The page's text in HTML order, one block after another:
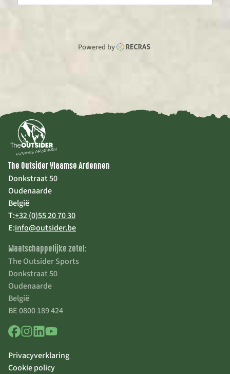
Powered by
The Outsider Vlaamse Ardennen
Donkstraat 50
Oudenaarde
België
T:+32 (0)55 20 70 30
E:info@outsider.be
Maatschappelijke zetel:
The Outsider Sports
Donkstraat 50
Oudenaarde
België
BE 0800 189 424
Privacyverklaring
Cookie policy